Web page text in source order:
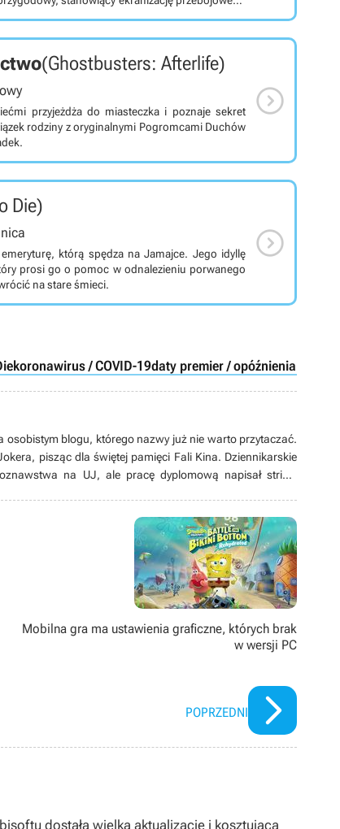
Jego akcja rozgrywa się przed historiami
zaczyna się jako prosty skok, przeradza się w
świata i postawi przed nimi masę wyzwań, na
fortunę dla siebie. W produkcji możemy
(Sully), Antonio Banderasa (Santiago
oraz Pingiego Moli (Hugo). Zdjęcia kręcono
(Ghostbusters: Afterlife)
przyjeżdża do miasteczka i poznaje sekret
rodziny z oryginalnymi Pogromcami Duchów

Die)
którą spędza na Jamajce. Jego idyllę
prosi go o pomoc w odnalezieniu porwanego
na stare śmieci.

koronawirus / COVID-19daty premier / opóźnienia (filmy)
osobistym blogu, którego nazwy już nie warto przytaczać.
pisząc dla świętej pamięci Fali Kina. Dziennikarskie
na UJ, ale pracę dyplomową napisał stricte
lat męczy najdziwniejsze „indyki” i ogląda arthouse’owe
Docenia siłę absurdu. Pewnie dlatego zdecydował się
jako sędzia piłkarski (z marnym skutkiem). Przesadnie
Mobilna gra ma ustawienia graficzne, których brak
w wersji PC
POPRZEDNI
dostała wielką aktualizację i kosztującą